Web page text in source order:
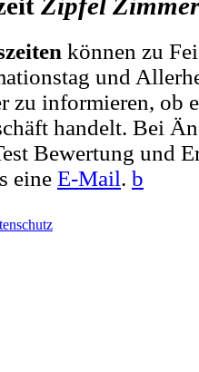
Zipfel
können zu
und
zu informieren, ob
handelt. Bei
Bewertung und
eine E-Mail. b